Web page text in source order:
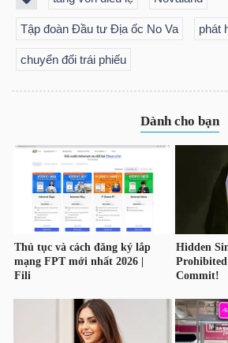
Tập đoàn Đầu tư Địa ốc No Va phát
chuyển đổi trái phiếu
CHÍNH
PHÂN
TÍCH
VIETSTOCKFINANCE